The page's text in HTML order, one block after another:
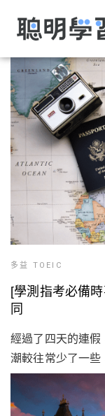
多益 TOEIC
[學測指考必備
同
經過了四天的連假
潮較往常少了一